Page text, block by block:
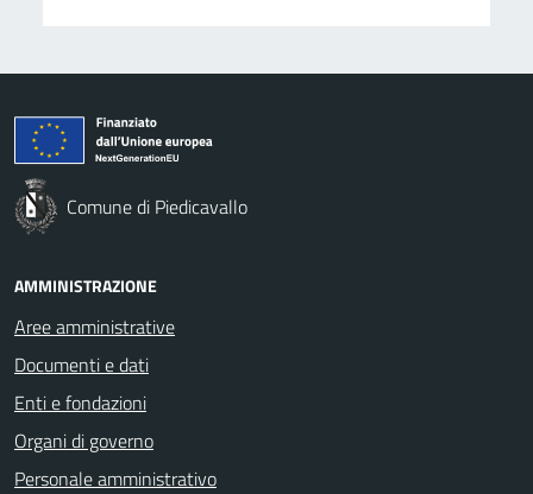
Comune di Piedicavallo
AMMINISTRAZIONE
Aree amministrative
Documenti e dati
Enti e fondazioni
Organi di governo
Personale amministrativo